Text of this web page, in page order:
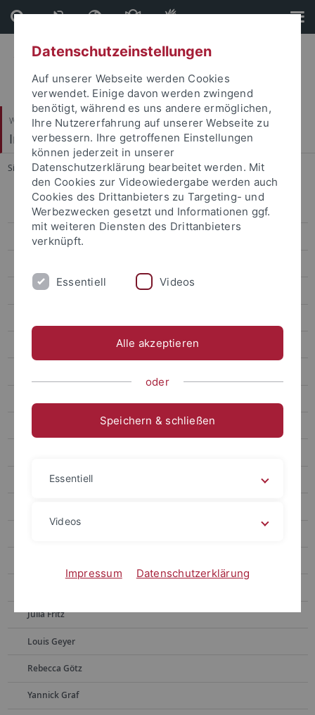
Direkt
zum
Inhalt
Direkt
zur
Fußleiste
Wirtschafts- und Sozialwissenschaftliche Fakultät
Institut für Sportwissenschaft
Sie sind hier: Startseite ... Finn Seibert
Kooperations-/Ansprechpartner
Spitzensportler/innen
David Beckmann
Clemens Cursiefen
Julia Fritz
Louis Geyer
Rebecca Götz
Yannick Graf
Datenschutzeinstellungen
Auf unserer Webseite werden Cookies
verwendet. Einige davon werden zwingend
benötigt, während es uns andere ermöglichen,
Ihre Nutzererfahrung auf unserer Webseite zu
verbessern. Ihre getroffenen Einstellungen
können jederzeit in unserer
Datenschutzerklärung bearbeitet werden. Mit
den Cookies zur Videowiedergabe werden auch
Cookies des Drittanbieters zu Targeting- und
Werbezwecken gesetzt und Informationen ggf.
mit weiteren Diensten des Drittanbieters
verknüpft.
Essentiell Videos
Alle akzeptieren
oder
Speichern & schließen
Essentiell
Videos
Impressum Datenschutzerklärung